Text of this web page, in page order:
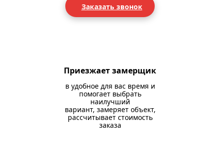
Заказать звонок
Приезжает замерщик
в удобное для вас время и
помогает выбрать
наилучший
вариант, замеряет объект,
рассчитывает стоимость
заказа